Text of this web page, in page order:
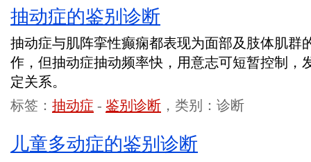
抽动症的鉴别诊断
抽动症与肌阵挛性癫痫都表现为面部及肢体肌群
作，但抽动症抽动频率快，用意志可短暂控制，
定关系。
标签： 抽动症 - 鉴别诊断 ，类别：诊断
儿童多动症的鉴别诊断